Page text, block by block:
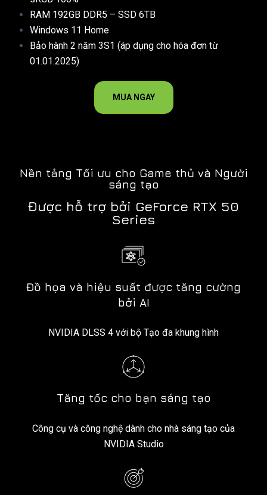
RAM 192GB DDR5 – SSD 6TB
Windows 11 Home
Bảo hành 2 năm 3S1 (áp dụng cho hóa đơn từ
01.01.2025)
MUA NGAY
Nền tảng Tối ưu cho Game thủ và Người
sáng tạo
Được hỗ trợ bởi GeForce RTX 50
Series
Đồ họa và hiệu suất được tăng cường
bởi AI
NVIDIA DLSS 4 với bộ Tạo đa khung hình
Tăng tốc cho bạn sáng tạo
Công cụ và công nghệ dành cho nhà sáng tạo của
NVIDIA Studio